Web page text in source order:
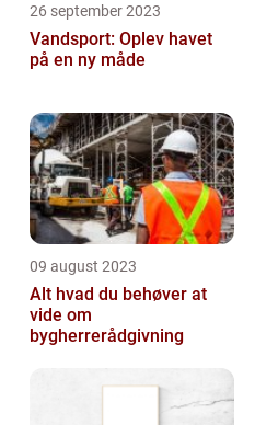
26 september 2023
Vandsport: Oplev havet
på en ny måde
09 august 2023
Alt hvad du behøver at
vide om
bygherrerådgivning